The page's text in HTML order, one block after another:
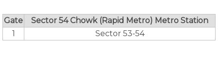
Gate
Sector 54 Chowk (Rapid Metro) Metro Station
1
Sector 53-54